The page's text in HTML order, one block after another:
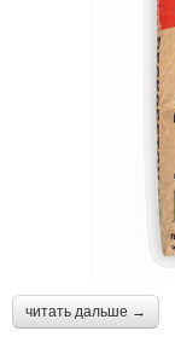
читать дальше →